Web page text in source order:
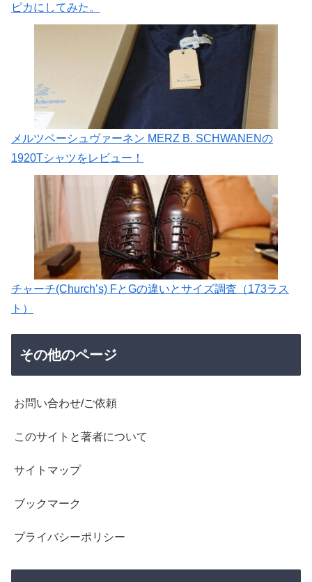
ピカにしてみた。
メルツベーシュヴァーネン MERZ B. SCHWANENの
1920Tシャツをレビュー！
チャーチ(Church’s) FとGの違いとサイズ調査（173ラス
ト）
その他のページ
お問い合わせ/ご依頼
このサイトと著者について
サイトマップ
ブックマーク
プライバシーポリシー